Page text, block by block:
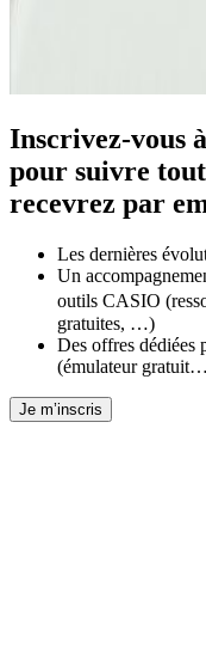
Inscrivez-vous
pour suivre
recevrez par
Les dernières
Un
outils CASIO
gratuites, …)
Des offres dédiées
(émulateur
Je m’inscris